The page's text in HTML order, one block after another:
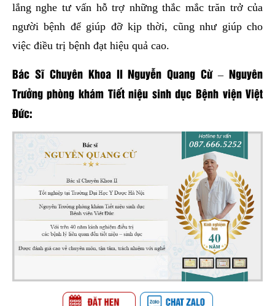
lắng nghe tư vấn hỗ trợ những thắc mắc trăn trở của
người bệnh để giúp đỡ kịp thời, cũng như giúp cho
việc điều trị bệnh đạt hiệu quả cao.
Bác Sĩ Chuyên Khoa II Nguyễn Quang Cừ – Nguyên
Trưởng phòng khám Tiết niệu sinh dục Bệnh viện Việt
Đức: